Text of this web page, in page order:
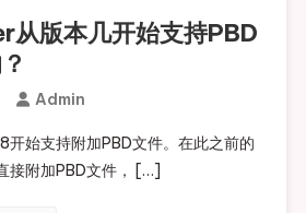
版本几开始支持PBD
Admin
始支持附加PBD文件。在此之前的
接附加PBD文件， […]